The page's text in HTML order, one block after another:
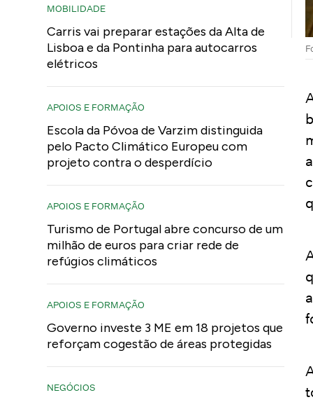
MOBILIDADE
Carris vai preparar estações da Alta de
Lisboa e da Pontinha para autocarros
elétricos
APOIOS E FORMAÇÃO
Escola da Póvoa de Varzim distinguida
pelo Pacto Climático Europeu com
projeto contra o desperdício
APOIOS E FORMAÇÃO
Turismo de Portugal abre concurso de um
milhão de euros para criar rede de
refúgios climáticos
APOIOS E FORMAÇÃO
Governo investe 3 ME em 18 projetos que
reforçam cogestão de áreas protegidas
NEGÓCIOS